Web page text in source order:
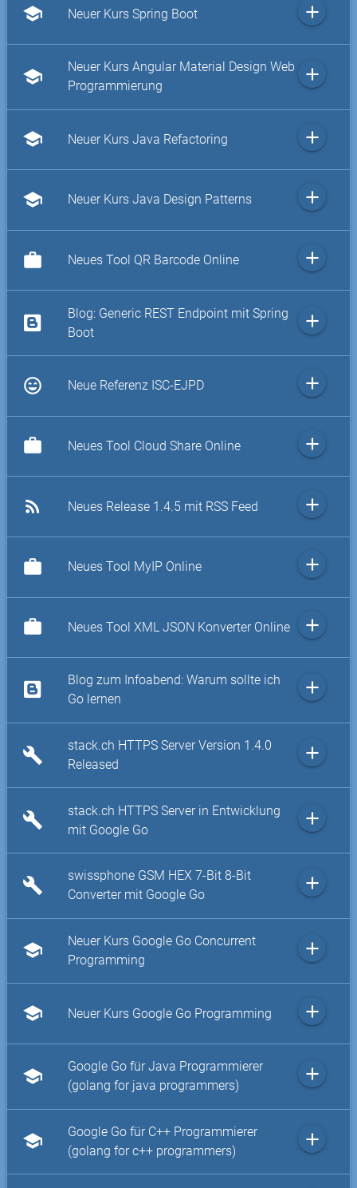
school Neuer Kurs Spring Boot add
school
Neuer Kurs Angular Material Design Web
Programmierung
add
school Neuer Kurs Java Refactoring add
school Neuer Kurs Java Design Patterns add
work Neues Tool QR Barcode Online add
Blog: Generic REST Endpoint mit Spring
Boot
add
sentiment_very_satisfied Neue Referenz ISC-EJPD add
work Neues Tool Cloud Share Online add
rss_feed Neues Release 1.4.5 mit RSS Feed add
work Neues Tool MyIP Online add
work Neues Tool XML JSON Konverter Online add
Blog zum Infoabend: Warum sollte ich
Go lernen
add
build
stack.ch HTTPS Server Version 1.4.0
Released
add
build
stack.ch HTTPS Server in Entwicklung
mit Google Go
add
build
swissphone GSM HEX 7-Bit 8-Bit
Converter mit Google Go
add
school
Neuer Kurs Google Go Concurrent
Programming
add
school Neuer Kurs Google Go Programming add
school
Google Go für Java Programmierer
(golang for java programmers)
add
school
Google Go für C++ Programmierer
(golang for c++ programmers)
add